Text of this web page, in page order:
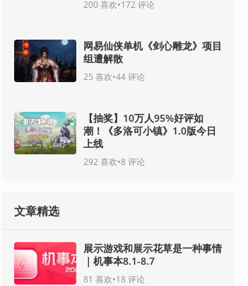
200喜欢•172 评论
网易仙侠单机《剑心雕龙》项目
组遭解散
25 喜欢•44评论
【抽奖】10万人95%好评如
潮！《多洛可小镇》1.0版今日
上线
292 喜欢•8 评论
文章精选
展示游戏和展示花草是一种事情
｜机事本8.1-8.7
81 喜欢•18 评论